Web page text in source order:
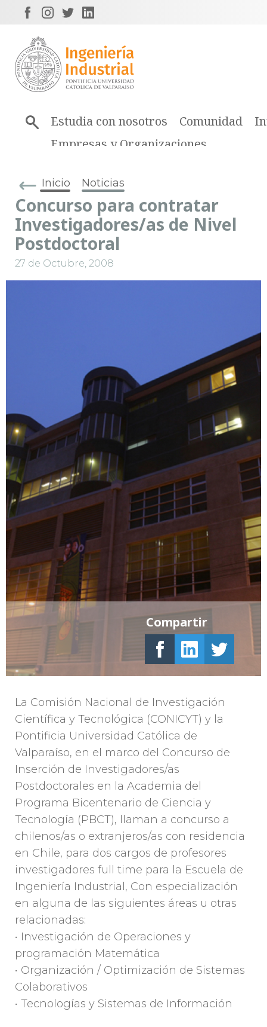
Estudia con nosotros Comunidad
Empresas y Organizaciones
Inicio Noticias
Concurso para contratar
Investigadores/as de Nivel
Postdoctoral
27 de Octubre, 2008
La Comisión Nacional de Investigación
Científica y Tecnológica (CONICYT) y la
Pontificia Universidad Católica de
Valparaíso, en el marco del Concurso de
Inserción de Investigadores/as
Postdoctorales en la Academia del
Programa Bicentenario de Ciencia y
Tecnología (PBCT), llaman a concurso a
chilenos/as o extranjeros/as con residencia
en Chile, para dos cargos de profesores
investigadores full time para la Escuela de
Ingeniería Industrial, Con especialización
en alguna de las siguientes áreas u otras
relacionadas:
• Investigación de Operaciones y
programación Matemática
• Organización / Optimización de Sistemas
Colaborativos
• Tecnologías y Sistemas de Información
Compartir